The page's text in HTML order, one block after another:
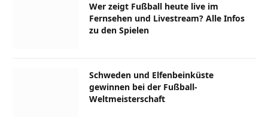
Wer zeigt Fußball heute live im
Fernsehen und Livestream? Alle Infos
zu den Spielen
Schweden und Elfenbeinküste
gewinnen bei der Fußball-
Weltmeisterschaft